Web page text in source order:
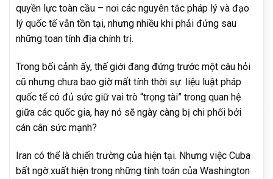
quyền lực toàn cầu – nơi các nguyên tắc pháp lý và đạo
lý quốc tế vẫn tồn tại, nhưng nhiều khi phải đứng sau
những toan tính địa chính trị.
Trong bối cảnh ấy, thế giới đang đứng trước một câu hỏi
cũ nhưng chưa bao giờ mất tính thời sự: liệu luật pháp
quốc tế có đủ sức giữ vai trò “trọng tài” trong quan hệ
giữa các quốc gia, hay nó sẽ ngày càng bị chi phối bởi
cán cân sức mạnh?
Iran có thể là chiến trường của hiện tại. Nhưng việc Cuba
bất ngờ xuất hiện trong những tính toán của Washington